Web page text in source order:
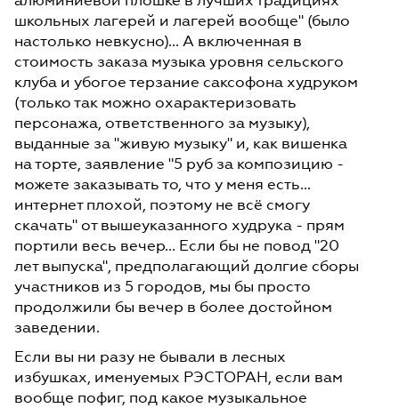
школьных лагерей и лагерей вообще" (было
настолько невкусно)... А включенная в
стоимость заказа музыка уровня сельского
клуба и убогое терзание саксофона худруком
(только так можно охарактеризовать
персонажа, ответственного за музыку),
выданные за "живую музыку" и, как вишенка
на торте, заявление "5 руб за композицию -
можете заказывать то, что у меня есть...
интернет плохой, поэтому не всё смогу
скачать" от вышеуказанного худрука - прям
портили весь вечер... Если бы не повод "20
лет выпуска", предполагающий долгие сборы
участников из 5 городов, мы бы просто
продолжили бы вечер в более достойном
заведении.
Если вы ни разу не бывали в лесных
избушках, именуемых РЭСТОРАН, если вам
вообще пофиг, под какое музыкальное